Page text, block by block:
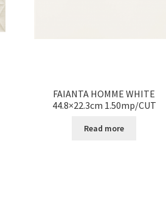
FAIANTA HOMME WHITE
44.8×22.3cm 1.50mp/CUT
Read more